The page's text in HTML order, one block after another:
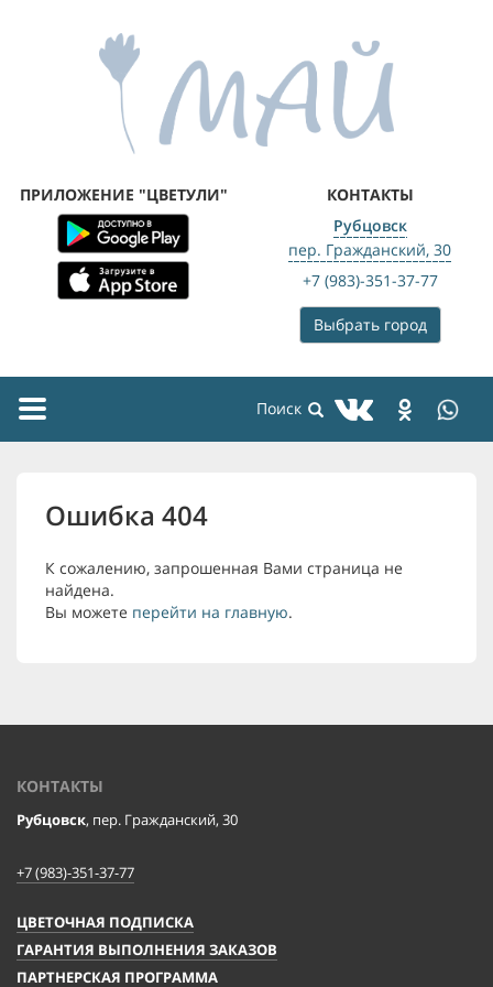
ПРИЛОЖЕНИЕ "ЦВЕТУЛИ"
КОНТАКТЫ
Рубцовск
пер. Гражданский, 30
+7 (983)-351-37-77
Выбрать город
Toggle
Ошибка 404
К сожалению, запрошенная Вами страница не
найдена.
Вы можете перейти на главную.
КОНТАКТЫ
Рубцовск, пер. Гражданский, 30
+7 (983)-351-37-77
ЦВЕТОЧНАЯ ПОДПИСКА
ГАРАНТИЯ ВЫПОЛНЕНИЯ ЗАКАЗОВ
ПАРТНЕРСКАЯ ПРОГРАММА